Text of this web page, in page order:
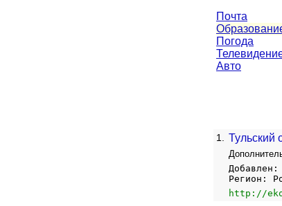
Почта
Погода
Авто
1. Тульский
Регион:
http://